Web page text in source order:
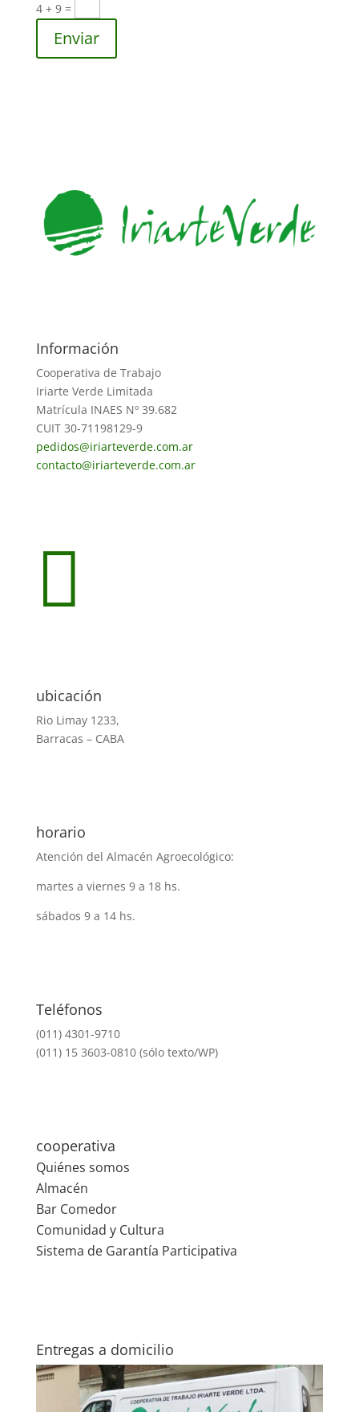
4 + 9=
Enviar
Información
Cooperativa de Trabajo
Iriarte Verde Limitada
Matrícula INAES Nº 39.682
CUIT 30-71198129-9
pedidos@iriarteverde.com.ar
contacto@iriarteverde.com.ar

ubicación
Rio Limay 1233,
Barracas – CABA
horario
Atención del Almacén Agroecológico:
martes a viernes 9 a 18 hs.
sábados 9 a 14 hs.
Teléfonos
(011) 4301-9710
(011) 15 3603-0810 (sólo texto/WP)
cooperativa
Quiénes somos
Almacén
Bar Comedor
Comunidad y Cultura
Sistema de Garantía Participativa
Entregas a domicilio